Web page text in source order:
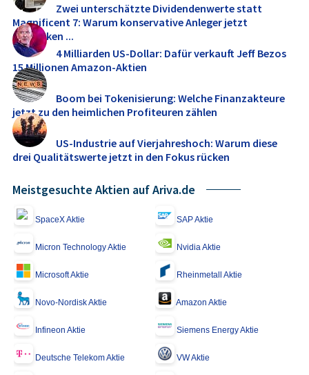
Zwei unterschätzte Dividendenwerte statt
Magnificent 7: Warum konservative Anleger jetzt
umdenken ...
4 Milliarden US-Dollar: Dafür verkauft Jeff Bezos
15 Millionen Amazon-Aktien
Boom bei Tokenisierung: Welche Finanzakteure
jetzt zu den heimlichen Profiteuren zählen
US-Industrie auf Vierjahreshoch: Warum diese
drei Qualitätswerte jetzt in den Fokus rücken
Meistgesuchte Aktien auf Ariva.de
SpaceX Aktie SAP Aktie
Micron Technology Aktie Nvidia Aktie
Microsoft Aktie Rheinmetall Aktie
Novo-Nordisk Aktie Amazon Aktie
Infineon Aktie Siemens Energy Aktie
Deutsche Telekom Aktie VW Aktie